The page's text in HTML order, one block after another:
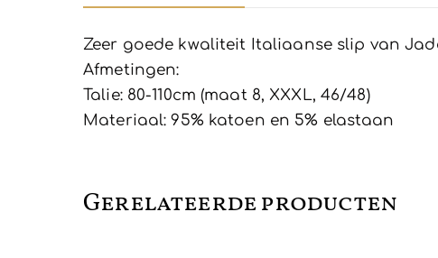
Zeer goede kwaliteit Italiaanse slip van
Afmetingen:
Talie: 80-110cm (maat 8, XXXL, 46/48)
Materiaal: 95% katoen en 5% elastaan
Gerelateerde producten